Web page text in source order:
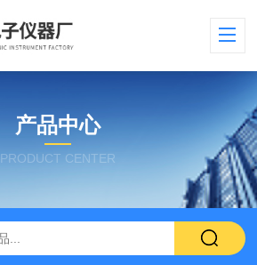
产品中心
PRODUCT CENTER